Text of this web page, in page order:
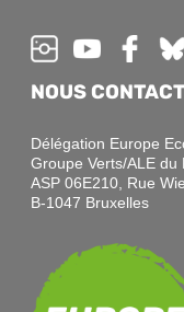
NOUS
Délégation Europe
Groupe Verts/ALE
ASP 06E210, Rue
B-1047 Bruxelles